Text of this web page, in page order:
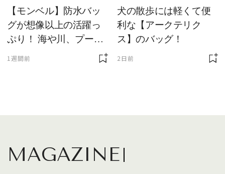
【モンベル】防水バッ
グが想像以上の活躍っ
ぷり！ 海や川、プール
1週間前
犬の散歩には軽くて便
利な【アークテリク
ス】のバッグ！
2日前
MAGAZINE